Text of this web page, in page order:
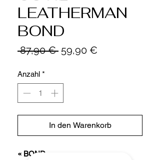
LEATHERMAN
BOND
87,90 € Standardpreis
59,90 €
Anzahl *
In den Warenkorb
« BOND »